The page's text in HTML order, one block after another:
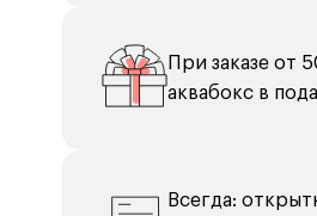
При заказе от
аквабокс в
Всегда: